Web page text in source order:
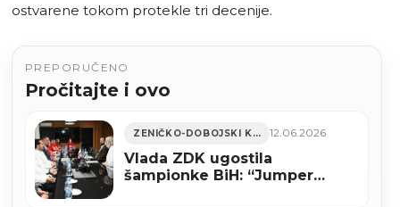
ostvarene tokom protekle tri decenije.
PREPORUČENO
Pročitajte i ovo
ZENIČKO-DOBOJSKI KANTON 12.06.2026
Vlada ZDK ugostila
šampionke BiH: “Jumper